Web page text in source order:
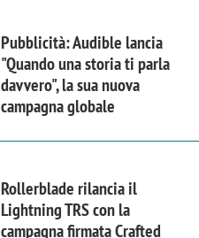
Pubblicità: Audible lancia
"Quando una storia ti parla
davvero", la sua nuova
campagna globale
Rollerblade rilancia il
Lightning TRS con la
campagna firmata Crafted